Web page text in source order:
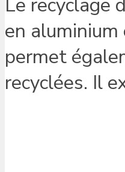
Le recyclage
en aluminium
permet
recyclées. Il